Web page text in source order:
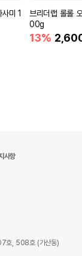
미 1
브리더랩 롤롤
00g
13%
사항
호, 508호 (가산동)